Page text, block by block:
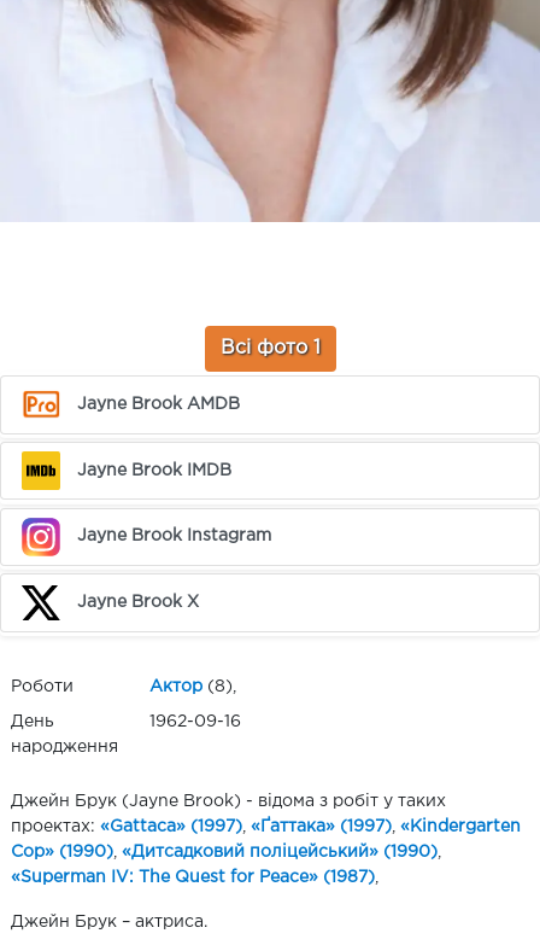
Всі фото 1
Jayne Brook AMDB
Jayne Brook IMDB
Jayne Brook Instagram
Jayne Brook X
Роботи Актор (8),
День
народження
1962-09-16
Джейн Брук (Jayne Brook) - відома з робіт у таких
проектах: «Gattaca» (1997) «Ґаттака» (1997) «Kindergarten
Cop» (1990) «Дитсадковий поліцейський» (1990)
«Superman IV: The Quest for Peace» (1987)
Джейн Брук – актриса.